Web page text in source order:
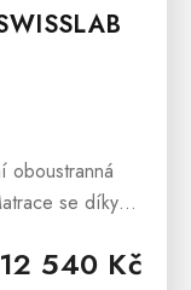
12 540 Kč
oboustranná
se díky